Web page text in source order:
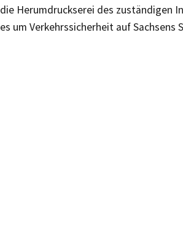
die Herumdruckserei des zuständigen
es um Verkehrssicherheit auf Sachsens